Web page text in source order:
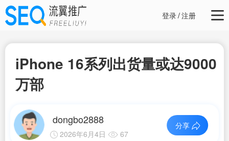
登录/注册
iPhone 16系列出货量或达9000
万部
dongbo2888
2026年6月4日 67
分享